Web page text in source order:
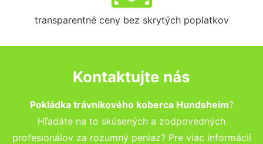
transparentné ceny bez skrytých poplatkov
Kontaktujte nás
Pokládka trávnikového koberca Hundsheim?
Hľadáte na to skúsených a zodpovedných
profesionálov za rozumný peniaz? Pre viac informácií